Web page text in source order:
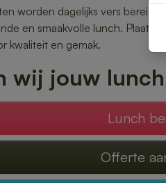
worden dagelijks vers bereid
en smaakvolle lunch. Plaats
kwaliteit en gemak.
wij jouw
Lunch
Offerte